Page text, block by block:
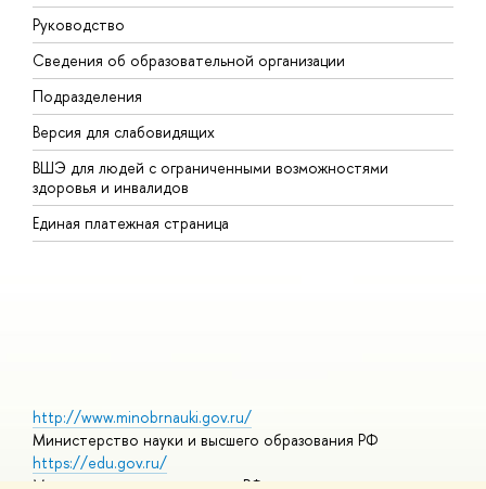
Руководство
Сведения об образовательной организации
Подразделения
Версия для слабовидящих
ВШЭ для людей с ограниченными возможностями
здоровья и инвалидов
Единая платежная страница
http://www.minobrnauki.gov.ru/
Министерство науки и высшего образования РФ
https://edu.gov.ru/